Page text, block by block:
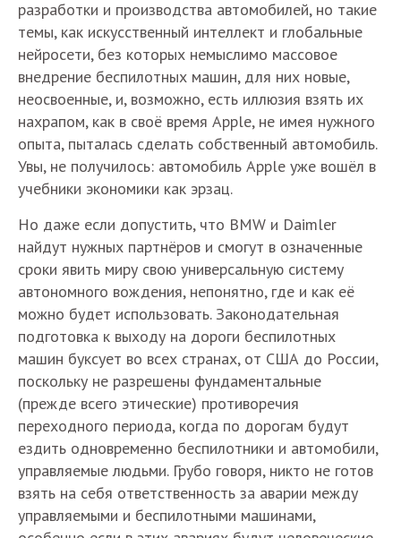
разработки и производства автомобилей, но такие
темы, как искусственный интеллект и глобальные
нейросети, без которых немыслимо массовое
внедрение беспилотных машин, для них новые,
неосвоенные, и, возможно, есть иллюзия взять их
нахрапом, как в своё время Apple, не имея нужного
опыта, пыталась сделать собственный автомобиль.
Увы, не получилось: автомобиль Apple уже вошёл в
учебники экономики как эрзац.
Но даже если допустить, что BMW и Daimler
найдут нужных партнёров и смогут в означенные
сроки явить миру свою универсальную систему
автономного вождения, непонятно, где и как её
можно будет использовать. Законодательная
подготовка к выходу на дороги беспилотных
машин буксует во всех странах, от США до России,
поскольку не разрешены фундаментальные
(прежде всего этические) противоречия
переходного периода, когда по дорогам будут
ездить одновременно беспилотники и автомобили,
управляемые людьми. Грубо говоря, никто не готов
взять на себя ответственность за аварии между
управляемыми и беспилотными машинами,